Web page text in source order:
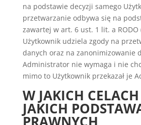
na podstawie decyzji samego
przetwarzanie odbywa się na
zawartej w art. 6 ust. 1 lit. a RODO
Użytkownik udziela zgody na
danych oraz na zanonimizowanie
Administrator nie wymaga i nie
mimo to Użytkownik przekazał je
W JAKICH
JAKICH